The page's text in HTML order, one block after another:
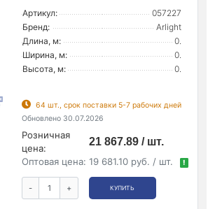
Артикул:
057227
Бренд:
Arlight
Длина, м:
0.
Ширина, м:
0.
Высота, м:
0.
64 шт., срок поставки 5-7 рабочих дней
Обновлено 30.07.2026
Розничная
цена:
21 867.89 / шт.
Оптовая цена: 19 681.10 руб. / шт. !
- + КУПИТЬ